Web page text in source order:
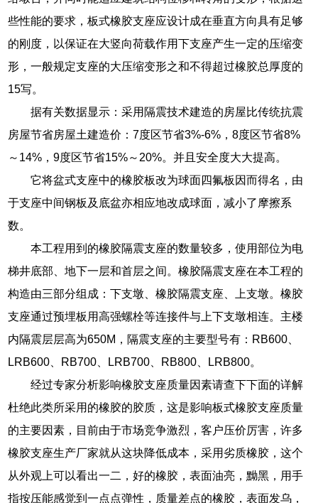
些性能的要求，板式橡胶支座应设计成在垂直方向具有足够
的刚度，以保证在大竖向荷载作用下支座产生一定的压缩变
形，一般规定支座的大压缩变形之和不得超过橡胶总厚度的
15写。
据有关数据显示：采用隔震技术建造的房屋比传统抗震
房屋节省房屋土建造价：7度区节省3%-6%，8度区节省8%
～14%，9度区节省15%～20%。并且安全度大大提高。
它将盆式支座中的橡胶板改为球面四氟板因而得名，由
于支座中间钢板及底盆亦相应地改成球面，减小了摩擦系
数。
本工程用到的橡胶隔震支座的数量较多，使用部位为电
梯井底部、地下一层和首层之间。橡胶隔震支座在本工程的
构造由三部分组成：下支墩、橡胶隔震支座、上支墩。橡胶
支座通过预埋板用高强螺栓等连接件与上下支墩相连。主楼
内隔震层层高为650M，隔震支座的主要型号有：RB600、
LRB600、RB700、LRB700、RB800、LRB800。
经过专家分析影响橡胶支座质量因素请查下下面的详解
杜绝此类所采用的橡胶的胶质，这是影响板式橡胶支座质量
的主要因素，目前由于市场竞争激烈，客户压价厉害，许多
橡胶支座生产厂家就从这块降低成本，采用劣质橡胶，这个
从外观上可以看出一二，好的橡胶，表面油亮，黝黑，用手
指按压能感觉到一点点弹性，质量差点的橡胶，表面发乌，